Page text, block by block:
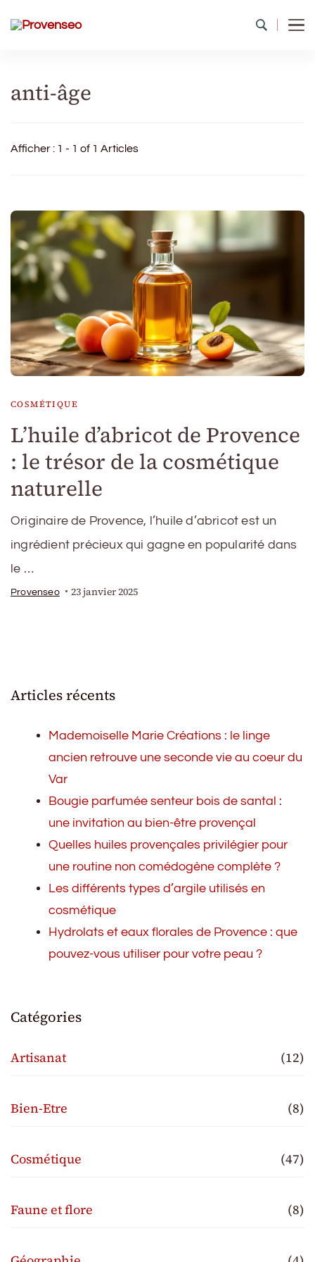
anti-âge
Afficher : 1 - 1 of 1 Articles
COSMÉTIQUE
L’huile d’abricot de Provence
: le trésor de la cosmétique
naturelle
Originaire de Provence, l’huile d’abricot est un
ingrédient précieux qui gagne en popularité dans
le …
Provenseo 23 janvier 2025
Articles récents
Mademoiselle Marie Créations : le linge
ancien retrouve une seconde vie au coeur du
Var
Bougie parfumée senteur bois de santal :
une invitation au bien-être provençal
Quelles huiles provençales privilégier pour
une routine non comédogène complète ?
Les différents types d’argile utilisés en
cosmétique
Hydrolats et eaux florales de Provence : que
pouvez-vous utiliser pour votre peau ?
Catégories
Artisanat (12)
Bien-Etre (8)
Cosmétique (47)
Faune et flore (8)